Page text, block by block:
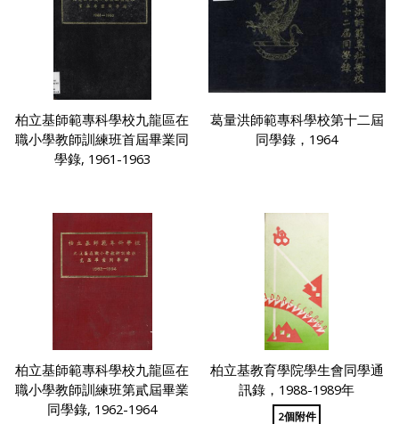
柏立基師範專科學校九龍區在
職小學教師訓練班首屆畢業同
學錄, 1961-1963
葛量洪師範專科學校第十二屆
同學錄，1964
柏立基師範專科學校九龍區在
職小學教師訓練班第貳屆畢業
同學錄, 1962-1964
柏立基教育學院學生會同學通
訊錄，1988-1989年
2個附件